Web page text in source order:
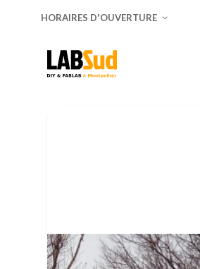
HORAIRES D'OUVERTURE